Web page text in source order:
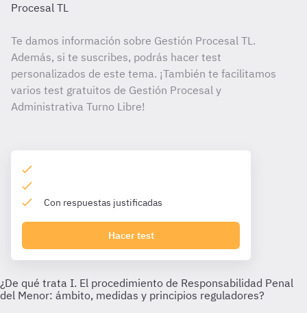
Procesal TL
Te damos información sobre Gestión Procesal TL.
Además, si te suscribes, podrás hacer test
personalizados de este tema. ¡También te facilitamos
varios test gratuitos de Gestión Procesal y
Administrativa Turno Libre!
Con respuestas justificadas
Hacer test